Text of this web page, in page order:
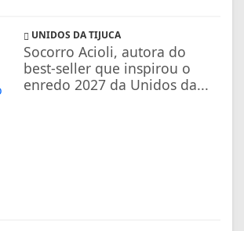
UNIDOS DA TIJUCA
Socorro Acioli, autora do
best-seller que inspirou o
enredo 2027 da Unidos da...